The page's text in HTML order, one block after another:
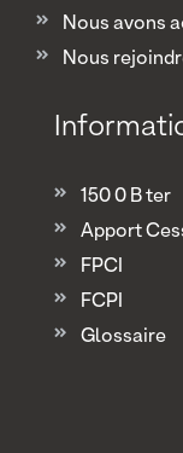
Nous avons
Nous
150 0 B ter
Apport
FPCI
FCPI
Glossaire